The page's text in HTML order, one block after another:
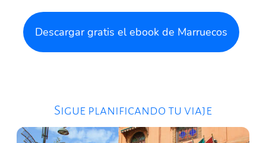
Descargar gratis el ebook de Marruecos
Sigue planificando tu viaje